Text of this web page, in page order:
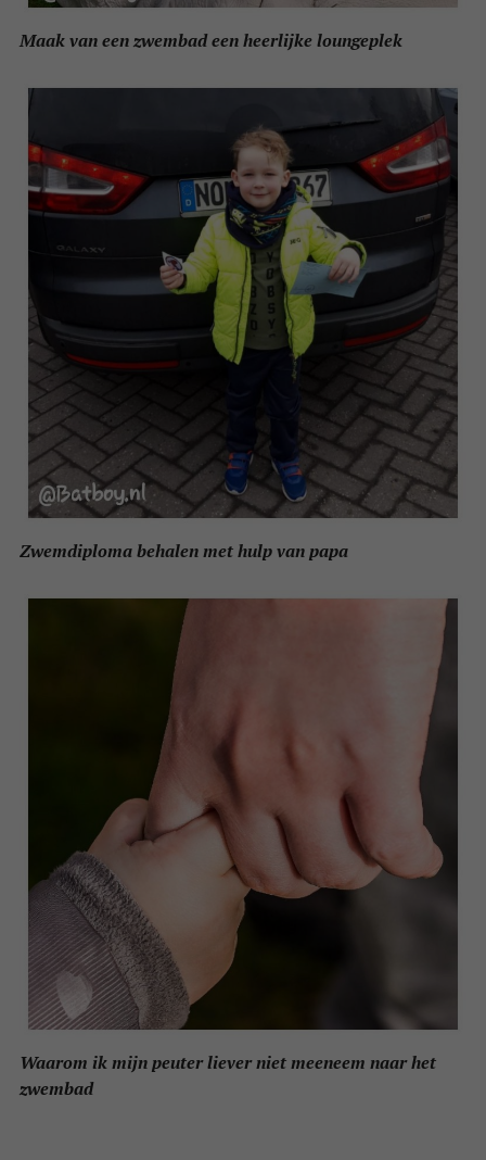
Maak van een zwembad een heerlijke loungeplek
Zwemdiploma behalen met hulp van papa
Waarom ik mijn peuter liever niet meeneem naar het
zwembad